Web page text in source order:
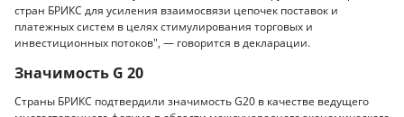
стран БРИКС для усиления взаимосвязи цепочек поставок и
платежных систем в целях стимулирования торговых и
инвестиционных потоков", — говорится в декларации.
Значимость G 20
Страны БРИКС подтвердили значимость G20 в качестве ведущего